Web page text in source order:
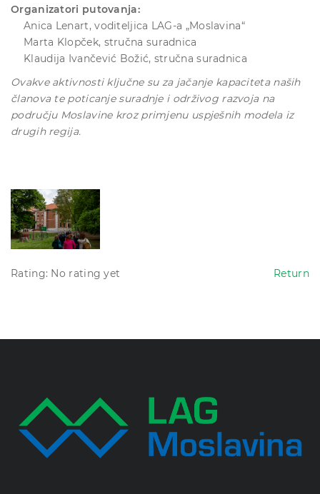
Organizatori putovanja:
Anica Lenart, voditeljica LAG-a „Moslavina“
Marta Klopček, stručna suradnica
Klaudija Ivančević Božić, stručna suradnica
Ovakve aktivnosti ključne su za jačanje kapaciteta naših
članova te poticanje suradnje i održivog razvoja na
području Moslavine kroz primjenu uspješnih modela iz
drugih regija.
Rating: No rating yet Return